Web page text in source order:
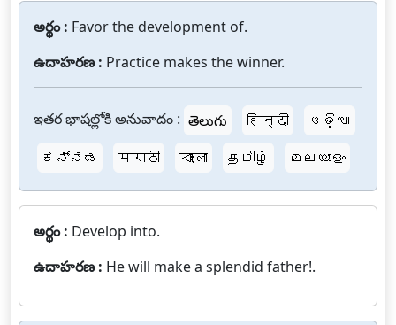
అర్థం : Favor the development of.
ఉదాహరణ : Practice makes the winner.
ఇతర భాషల్లోకి అనువాదం : తెలుగు हिन्दी
ଓଡ଼ିଆ
ಕನ್ನಡ
मराठी বাংলা தமிழ் മലയാളം
అర్థం : Develop into.
ఉదాహరణ : He will make a splendid father!.